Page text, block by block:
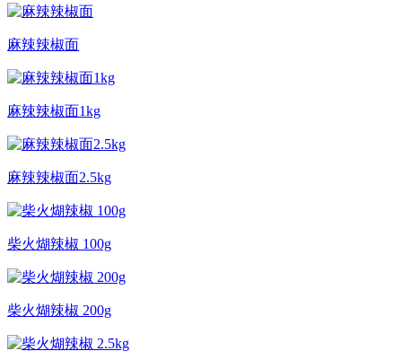
麻辣辣椒面
麻辣辣椒面1kg
麻辣辣椒面2.5kg
柴火煳辣椒 100g
柴火煳辣椒 200g